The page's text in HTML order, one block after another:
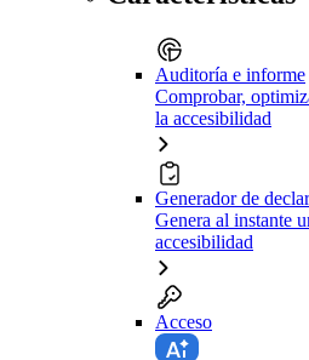
Auditoría e informe
Comprobar,
la accesibilidad
Generador de
Genera al instante
accesibilidad
Acceso